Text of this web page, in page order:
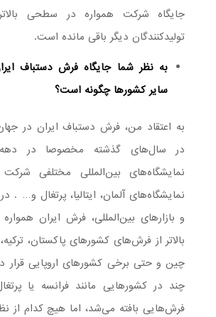
جایگاه شرکت همواره در سطحی
تولیدکنندگان دیگر باقی مانده است.
به نظر شما جایگاه فرش دستباف
سایر کشورها چگونه است؟
به اعتقاد من، فرش دستباف ایران در
در سال‌های گذشته مخصوصا در
نمایشگاه‌های بین‌المللی مختلفی
نمایشگاه‌های آلمان، ایتالیا، پرتغال و… .
و بازارهای بین‌المللی، فرش ایران
بالاتر از فرش‌های کشورهای پاکستان، ترکیه،
چین و حتی برخی کشورهای اروپایی قرار
چند در کشورهایی مانند فرانسه یا
فرش‌هایی بافته می‌شد، اما هیچ کدام از